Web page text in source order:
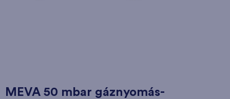
MEVA 50 mbar gáznyomás-